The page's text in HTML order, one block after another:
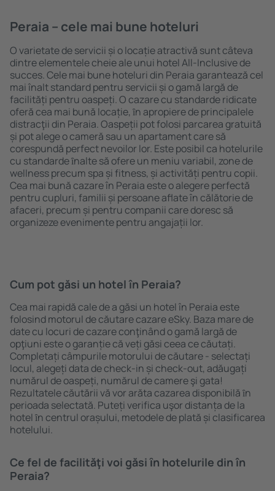
Peraia – cele mai bune hoteluri
O varietate de servicii și o locație atractivă sunt câteva
dintre elementele cheie ale unui hotel All-Inclusive de
succes. Cele mai bune hoteluri din Peraia garantează cel
mai înalt standard pentru servicii și o gamă largă de
facilități pentru oaspeți. O cazare cu standarde ridicate
oferă cea mai bună locație, ȋn apropiere de principalele
distracţii din Peraia. Oaspeții pot folosi parcarea gratuită
și pot alege o cameră sau un apartament care să
corespundă perfect nevoilor lor. Este posibil ca hotelurile
cu standarde ȋnalte să ofere un meniu variabil, zone de
wellness precum spa și fitness, și activități pentru copii.
Cea mai bună cazare în Peraia este o alegere perfectă
pentru cupluri, familii și persoane aflate în călătorie de
afaceri, precum și pentru companii care doresc să
organizeze evenimente pentru angajații lor.
Cum pot găsi un hotel în Peraia?
Cea mai rapidă cale de a găsi un hotel în Peraia este
folosind motorul de căutare cazare eSky. Baza mare de
date cu locuri de cazare conţinând o gamă largă de
opţiuni este o garanție că veți găsi ceea ce căutați.
Completați câmpurile motorului de căutare - selectați
locul, alegeți data de check-in și check-out, adăugați
numărul de oaspeți, numărul de camere şi gata!
Rezultatele căutării vă vor arăta cazarea disponibilă ȋn
perioada selectată. Puteți verifica uşor distanța de la
hotel ȋn centrul orașului, metodele de plată și clasificarea
hotelului.
Ce fel de facilităţi voi găsi ȋn hotelurile din în
Peraia?